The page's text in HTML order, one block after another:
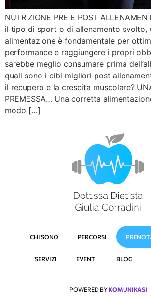
NUTRIZIONE PRE E POST
il tipo di sport o di allenamento svolto,
alimentazione è fondamentale per
performance e raggiungere i propri
sarebbe meglio consumare prima
quali sono i cibi migliori post
il recupero e la crescita muscolare?
PREMESSA… Una corretta
modo […]
CHI SONO PERCORSI
SERVIZI EVENTI BLOG
POWERED BYKOMUNIKASI